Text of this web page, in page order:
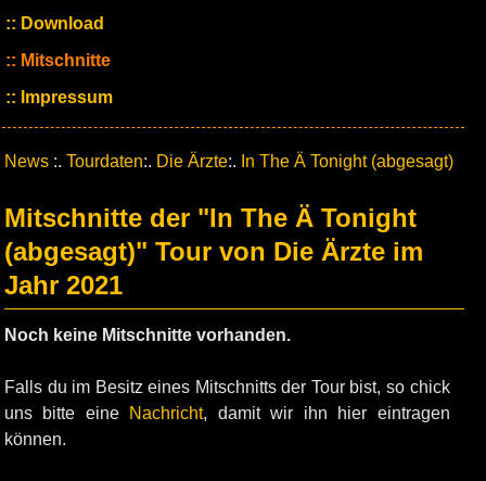
Download
Mitschnitte
Impressum
News :. Tourdaten:. Die Ärzte:. In The Ä Tonight (abgesagt)
Mitschnitte der "In The Ä Tonight
(abgesagt)" Tour von Die Ärzte im
Jahr 2021
Noch keine Mitschnitte vorhanden.
Falls du im Besitz eines Mitschnitts der Tour bist, so chick
uns bitte eine Nachricht, damit wir ihn hier eintragen
können.